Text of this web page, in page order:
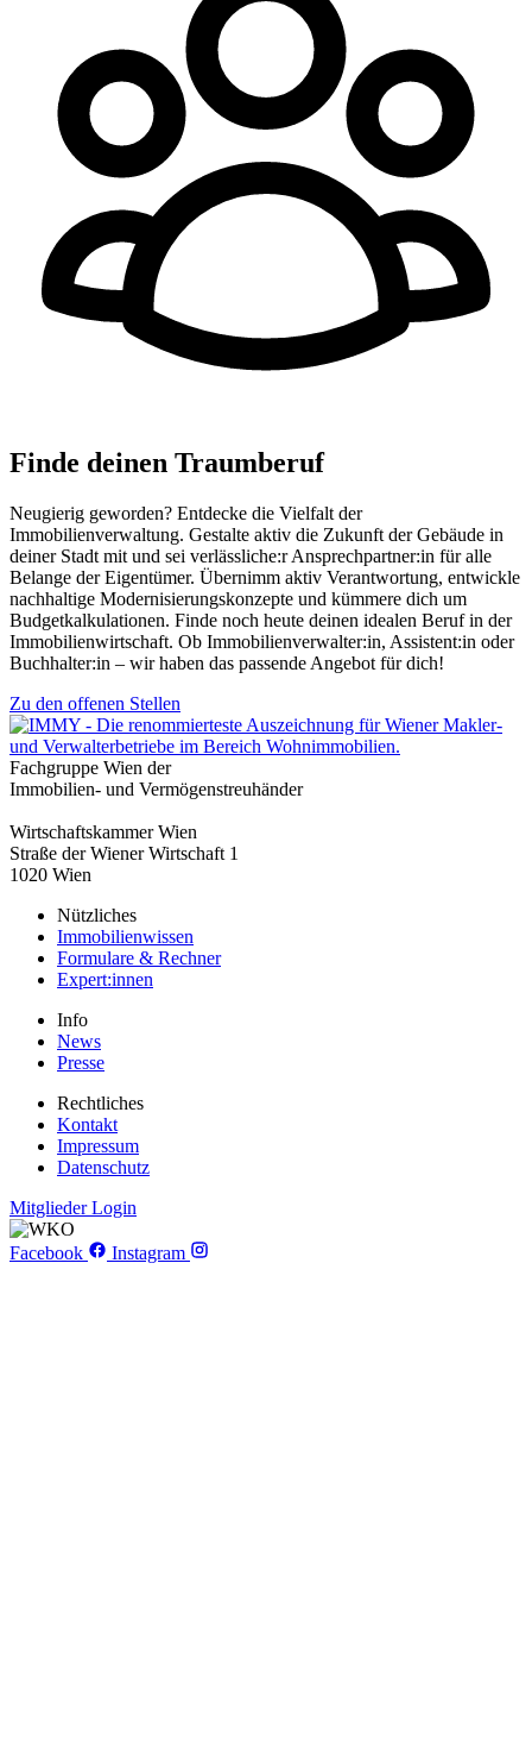
Finde deinen Traumberuf
Neugierig geworden? Entdecke die Vielfalt der
Immobilienverwaltung. Gestalte aktiv die Zukunft der Gebäude in
deiner Stadt mit und sei verlässliche:r Ansprechpartner:in für alle
Belange der Eigentümer. Übernimm aktiv Verantwortung, entwickle
nachhaltige Modernisierungskonzepte und kümmere dich um
Budgetkalkulationen. Finde noch heute deinen idealen Beruf in der
Immobilienwirtschaft. Ob Immobilienverwalter:in, Assistent:in oder
Buchhalter:in – wir haben das passende Angebot für dich!
Zu den offenen Stellen
Fachgruppe Wien der
Immobilien- und Vermögenstreuhänder
Wirtschaftskammer Wien
Straße der Wiener Wirtschaft 1
1020 Wien
Nützliches
Immobilienwissen
Formulare & Rechner
Expert:innen
Info
News
Presse
Rechtliches
Kontakt
Impressum
Datenschutz
Mitglieder Login
Facebook Instagram